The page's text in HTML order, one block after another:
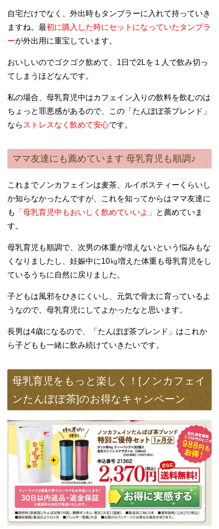
自宅だけでなく、外出時もタンブラーに入れて持っていき
ますね。最初に購入した時にセットになっていたタンブラ
ーが外出用に重宝しています。
おいしいのでゴクゴク飲めて、1日で2Lを１人で飲み切っ
てしまうほどなんです。
私の場合、母乳育児中はカフェイン入りの飲料を飲むのは
ちょっと罪悪感があるので、この「たんぽぽ茶ブレンド」
なら ストレスなく飲めて安心です。
ママ友達にも薦めています 母乳育児も順調♪
これまでノンカフェインは麦茶、ルイボスティーくらいし
か知らなかったんですが、これを知ってからはママ友達に
も
「母乳育児中もおいしく飲めていいよ」
と薦めていま
す。
母乳育児も順調で、次男の体重が増えないという悩みもな
くなりましたし、妊娠中に10㎏増えた体重も母乳育児をし
ているうちに自然に戻りました。
子どもは風邪をひきにくいし、元気で骨太に育っているよ
うなので、母乳育児にしてよかったなと思います。
長男は4歳になるので、「たんぽぽ茶ブレンド」はこれか
ら子どもも一緒に飲み続けていきたいです。
母乳育児をもっと楽しく！[ノンカフェイ
ンたんぽぽ茶]のお得なキャンペーン